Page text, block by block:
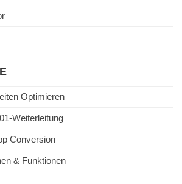
Optimieren
Weiterleitung
Conversion
& Funktionen